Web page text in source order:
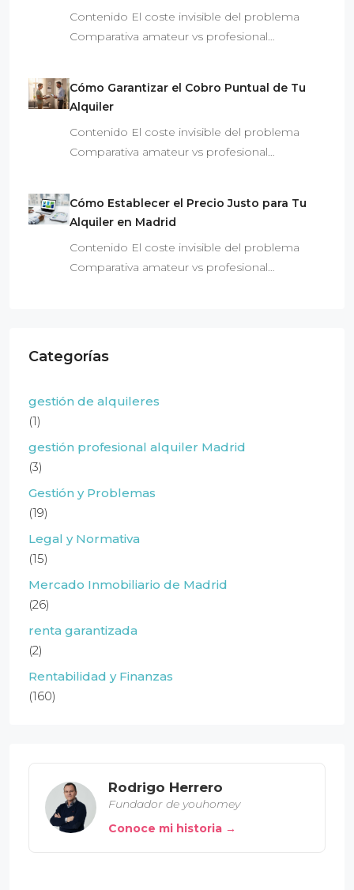
Contenido El coste invisible del problema
Comparativa amateur vs profesional…
Cómo Garantizar el Cobro Puntual de Tu
Alquiler
Contenido El coste invisible del problema
Comparativa amateur vs profesional…
Cómo Establecer el Precio Justo para Tu
Alquiler en Madrid
Contenido El coste invisible del problema
Comparativa amateur vs profesional…
Categorías
gestión de alquileres
(1)
gestión profesional alquiler Madrid
(3)
Gestión y Problemas
(19)
Legal y Normativa
(15)
Mercado Inmobiliario de Madrid
(26)
renta garantizada
(2)
Rentabilidad y Finanzas
(160)
Rodrigo Herrero
Fundador de youhomey
Conoce mi historia →